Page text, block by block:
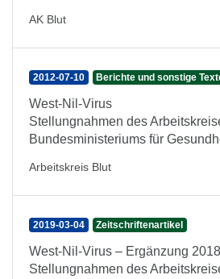
AK Blut
2012-07-10 Berichte und sonstige
West-Nil-Virus
Stellungnahmen des
Bundesministeriums für
Arbeitskreis Blut
2019-03-04 Zeitschriftenartikel
West-Nil-Virus – Ergänzung 2018
Stellungnahmen des